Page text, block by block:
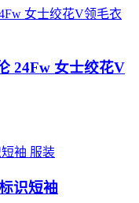
24Fw 女士绞花V
服装
识短袖